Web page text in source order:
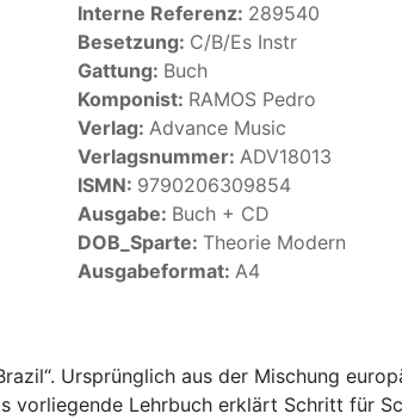
Interne Referenz: 289540
Besetzung: C/B/Es Instr
Gattung: Buch
Komponist: RAMOS Pedro
Verlag: Advance Music
Verlagsnummer: ADV18013
ISMN: 9790206309854
Ausgabe: Buch + CD
DOB_Sparte: Theorie Modern
Ausgabeformat: A4
Ursprünglich aus der Mischung
vorliegende Lehrbuch erklärt Schritt für